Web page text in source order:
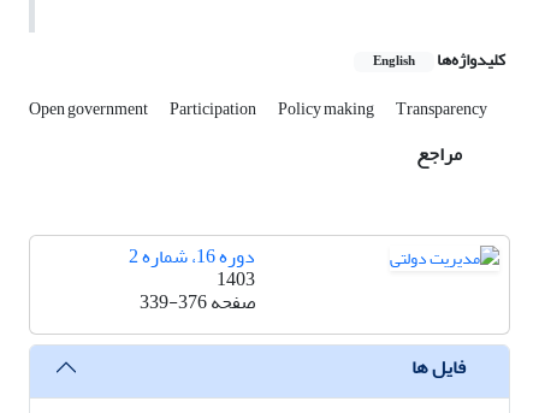
کلیدواژه‌ها English
Open government Participation Policy making Transparency
مراجع
دوره 16، شماره 2
1403
صفحه339-376
فایل ها